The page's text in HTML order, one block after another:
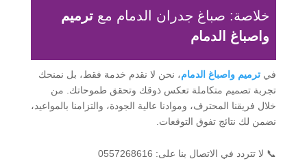
خلاصة: صباغ جدران الدمام مع ترميم
واصباغ الدمام
في ترميم واصباغ الدمام، نحن لا نقدم خدمة فقط، بل نمنحك
تجربة تصميم متكاملة تعكس ذوقك وتحقق طموحاتك. من
خلال فريقنا المحترف، وموادنا عالية الجودة، والتزامنا بالمواعيد،
نضمن لك نتائج تفوق التوقعات.
📞 لا تتردد في الاتصال بنا على: 0557268616